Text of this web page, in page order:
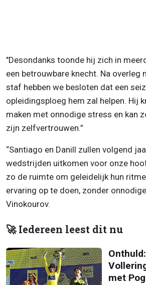
"Desondanks toonde hij zich in
een betrouwbare knecht. Na overleg
staf hebben we besloten dat een
opleidingsploeg hem zal helpen. Hij
maken met onnodige stress en kan
zijn zelfvertrouwen.”
“Santiago en Danill zullen volgend
wedstrijden uitkomen voor onze
zo de ruimte om geleidelijk hun
ervaring op te doen, zonder
Vinokourov.
🚀 Iedereen leest dit nu
met